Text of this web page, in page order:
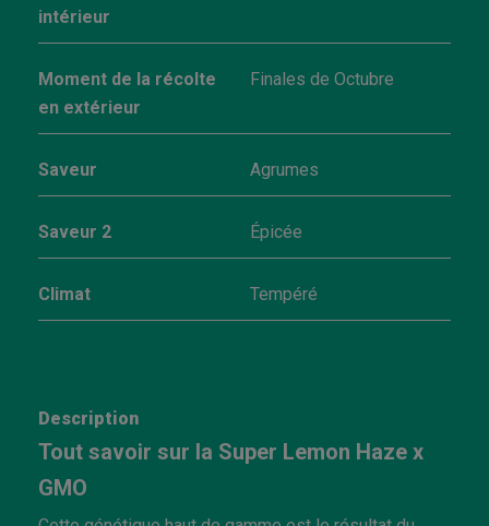
intérieur
Moment de la récolte
en extérieur
Finales de Octubre
Saveur Agrumes
Saveur 2 Épicée
Climat Tempéré
Description
Tout savoir sur la Super Lemon Haze x
GMO